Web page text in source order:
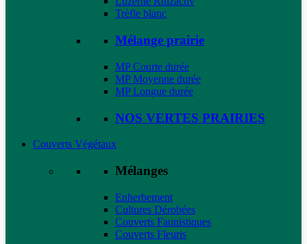
Trèfle blanc
Mélange prairie
MP Courte durée
MP Moyenne durée
MP Longue durée
NOS VERTES PRAIRIES
Couverts Végétaux
Mélanges
Enherbement
Cultures Dérobées
Couverts Faunistiques
Couverts Fleuris